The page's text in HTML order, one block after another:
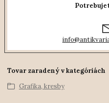
Tovar zaradený v kategóriách
Grafika, kresby